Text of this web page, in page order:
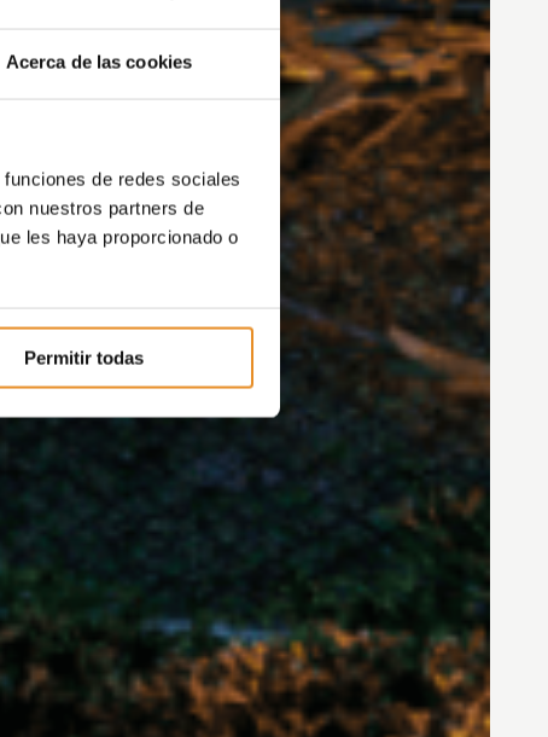
Acerca de las cookies
de redes sociales
nuestros partners de
les haya proporcionado o
Permitir todas